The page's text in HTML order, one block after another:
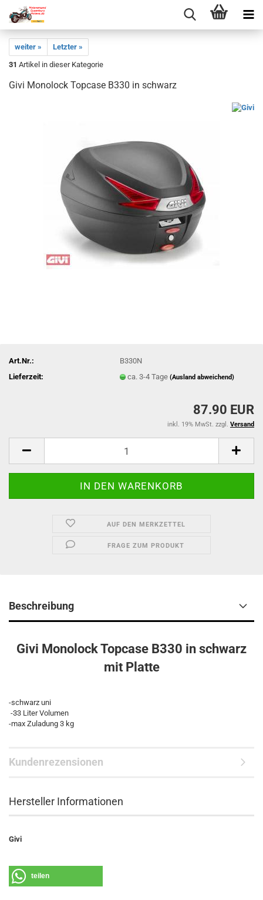
weiter »
Letzter »
31 Artikel in dieser Kategorie
Givi Monolock Topcase B330 in schwarz
Art.Nr.:
B330N
Lieferzeit:
ca. 3-4 Tage(Ausland abweichend)
87.90 EUR
inkl. 19% MwSt. zzgl. Versand
AUF DEN MERKZETTEL
FRAGE ZUM PRODUKT
Beschreibung
Givi Monolock Topcase B330 in schwarz
mit Platte
-schwarz uni
-33 Liter Volumen
-max Zuladung 3 kg
Kundenrezensionen
Hersteller Informationen
Givi
teilen